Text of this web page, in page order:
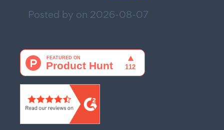
Posted by on 2026-08-07